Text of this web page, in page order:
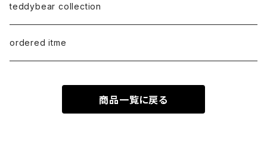
earring
ML（12ｘ8）
tote style
紅籐 / arorog / Lacak bag
Sweat
teddybear collection
ordered itme
商品一覧に戻る